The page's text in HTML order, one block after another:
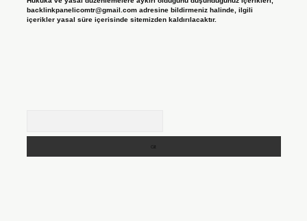
backlinkpanelicomtr@gmail.comadresine bildirmeniz halinde, ilgili
içerikler yasal süre içerisinde sitemizden kaldırılacaktır.